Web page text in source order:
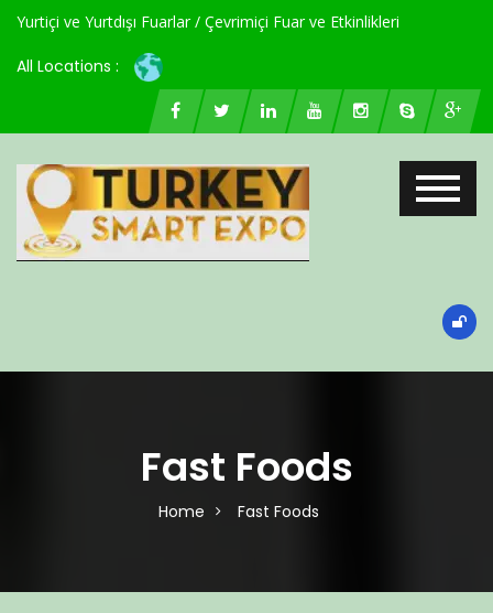
Yurtiçi ve Yurtdışı Fuarlar / Çevrimiçi Fuar ve Etkinlikleri
All Locations :
Fast Foods
Home Fast Foods